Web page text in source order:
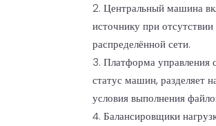
Центральный машина
источнику при
распределённой сети.
Платформа управления
статус машин, разделяет
условия выполнения
Балансировщики